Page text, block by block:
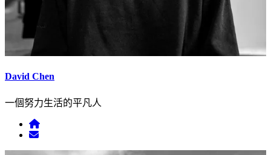
David Chen
一個努力生活的平凡人